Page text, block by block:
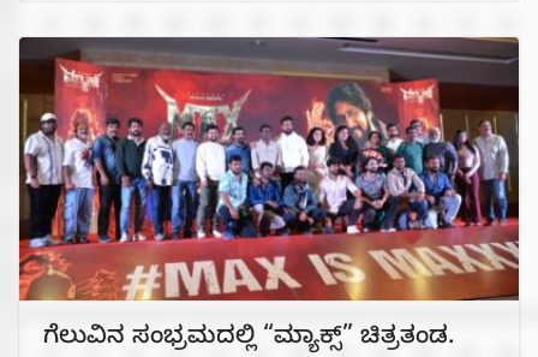
ಗೆಲುವಿನ ಸಂಭ್ರಮದಲ್ಲಿ “ಮ್ಯಾಕ್ಸ್” ಚಿತ್ರತಂಡ.